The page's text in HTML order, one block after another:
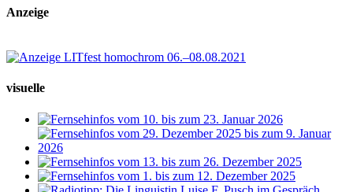
Anzeige
visuelle